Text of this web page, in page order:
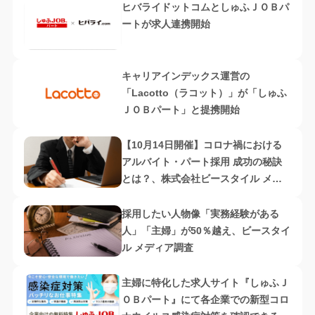
ヒバライドットコムとしゅふＪＯＢパ
ートが求人連携開始
キャリアインデックス運営の
「Lacotto（ラコット）」が「しゅふ
ＪＯＢパート」と提携開始
【10月14日開催】コロナ禍における
アルバイト・パート採用 成功の秘訣
とは？、株式会社ビースタイル メデ
採用したい人物像「実務経験がある
人」「主婦」が50％越え、ビースタイ
ル メディア調査
主婦に特化した求人サイト『しゅふＪ
ＯＢパート』にて各企業での新型コロ